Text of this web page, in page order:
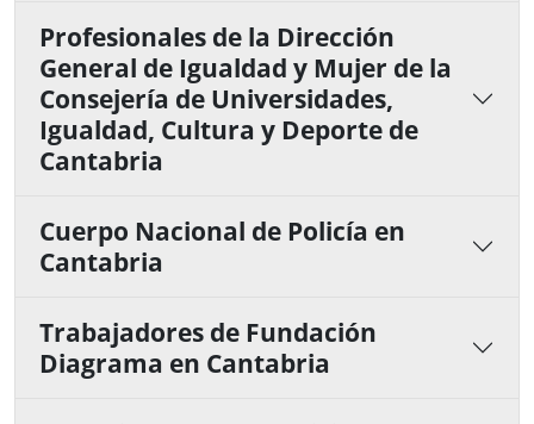
Profesionales de la Dirección
General de Igualdad y Mujer de la
Consejería de Universidades,
Igualdad, Cultura y Deporte de
Cantabria
Cuerpo Nacional de Policía en
Cantabria
Trabajadores de Fundación
Diagrama en Cantabria